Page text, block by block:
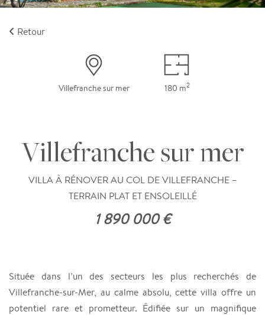
Retour
Villefranche sur mer 180 m2
Villefranche sur mer
VILLA À RÉNOVER AU COL DE VILLEFRANCHE –
TERRAIN PLAT ET ENSOLEILLÉ
1 890 000 €
Située dans l’un des secteurs les plus recherchés de
Villefranche-sur-Mer, au calme absolu, cette villa offre un
potentiel rare et prometteur. Édifiée sur un magnifique